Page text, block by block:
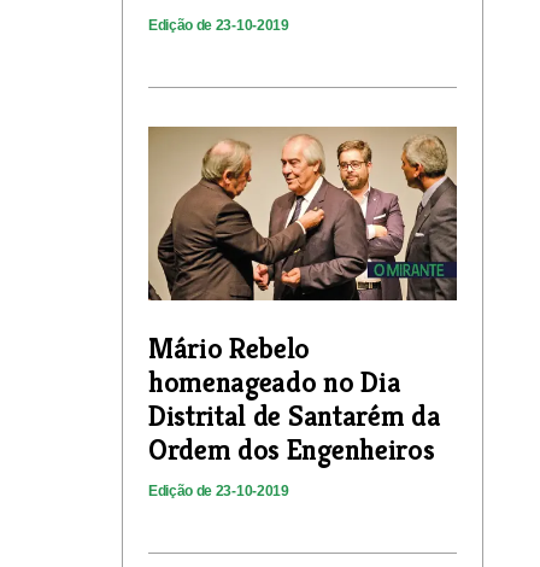
Edição de 23-10-2019
Mário Rebelo
homenageado no Dia
Distrital de Santarém da
Ordem dos Engenheiros
Edição de 23-10-2019